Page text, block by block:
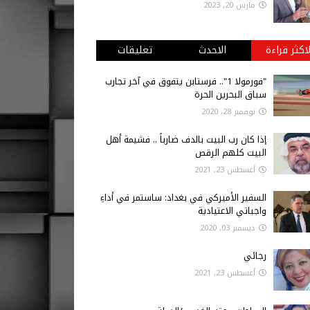
مارس 20, 2023
قراءة الاحدث تعليقات
"فورمولا 1".. فرستابن يتفوق في آخر تجارب
سباق البحرين الحرة
نوفمبر 28, 2020
إذا كان رب البيت بالدف ضارباً .. فشيمة أهل
البيت كلهم الرقص
أغسطس 23, 2021
السفير الأميركي في بغداد: ساستمر في أداءِ
واجباتي الاعتيادية
ديسمبر 03, 2020
رجائي
أغسطس 23, 2021